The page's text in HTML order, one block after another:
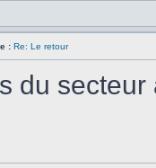
: Re: Le retour
du secteur